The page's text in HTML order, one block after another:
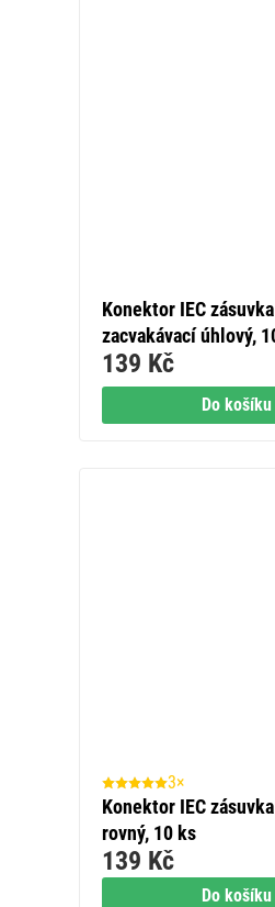
Do košíku
Konektor IEC zásuvka
zacvakávací úhlový,
139 Kč
Do košíku
3×
Konektor IEC
rovný, 10 ks
139 Kč